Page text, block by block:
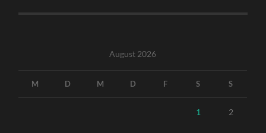
August 2026
M D M D F S S
1 2